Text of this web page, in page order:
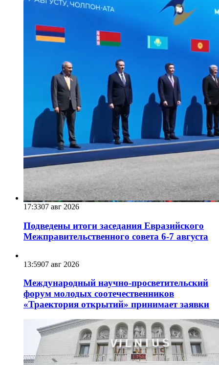
17:3307 авг 2026
Подведены итоги заседания Евразийского
Межправительственного совета 6-7 августа
13:5907 авг 2026
Международный научно-просветительский
форум молодых соотечественников
«Траектория открытий» принимает заявки